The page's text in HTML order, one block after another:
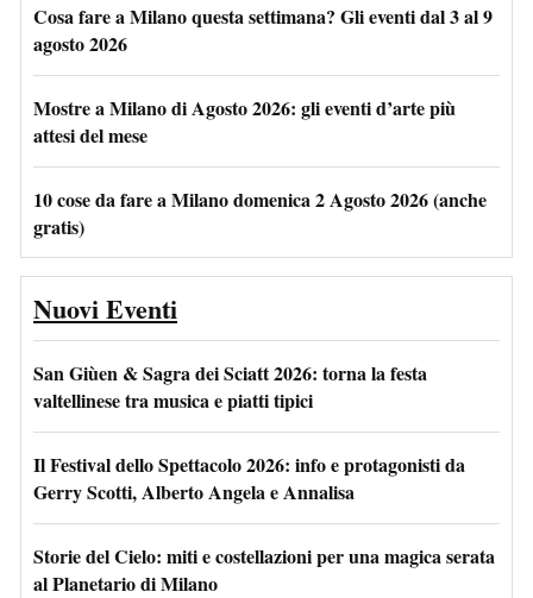
Cosa fare a Milano questa settimana? Gli eventi dal 3 al 9
agosto 2026
Mostre a Milano di Agosto 2026: gli eventi d’arte più
attesi del mese
10 cose da fare a Milano domenica 2 Agosto 2026 (anche
gratis)
Nuovi Eventi
San Giùen & Sagra dei Sciatt 2026: torna la festa
valtellinese tra musica e piatti tipici
Il Festival dello Spettacolo 2026: info e protagonisti da
Gerry Scotti, Alberto Angela e Annalisa
Storie del Cielo: miti e costellazioni per una magica serata
al Planetario di Milano